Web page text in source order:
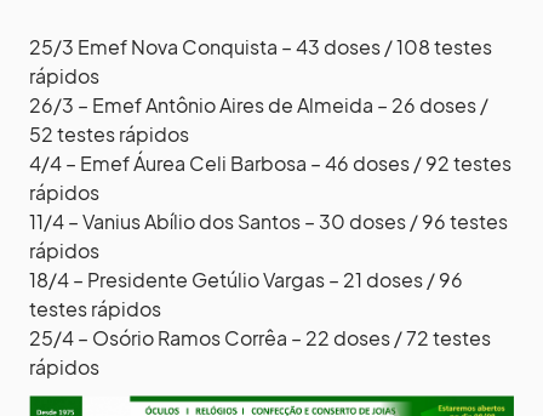
25/3 Emef Nova Conquista – 43 doses / 108 testes
rápidos
26/3 – Emef Antônio Aires de Almeida – 26 doses /
52 testes rápidos
4/4 – Emef Áurea Celi Barbosa – 46 doses / 92 testes
rápidos
11/4 – Vanius Abílio dos Santos – 30 doses / 96 testes
rápidos
18/4 – Presidente Getúlio Vargas – 21 doses / 96
testes rápidos
25/4 – Osório Ramos Corrêa – 22 doses / 72 testes
rápidos